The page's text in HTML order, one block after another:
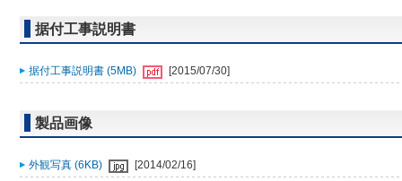
据付工事説明書
据付工事説明書 (5MB) [2015/07/30]
製品画像
外観写真 (6KB) [2014/02/16]